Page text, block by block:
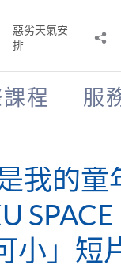
惡劣天氣安
排
程 服
我的童
」短